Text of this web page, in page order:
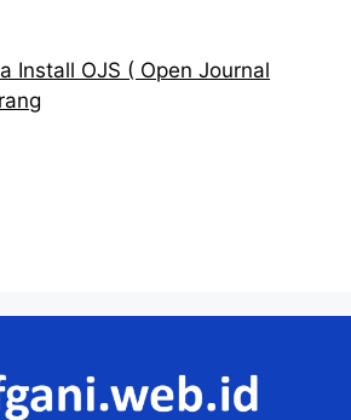
Install OJS ( Open Journal